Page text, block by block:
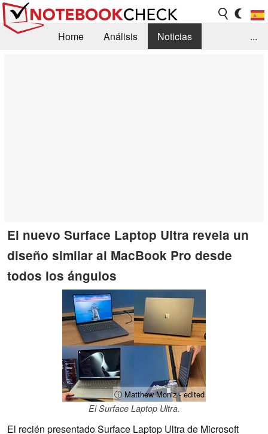
Home Análisis
Noticias
...
El nuevo Surface Laptop Ultra revela un
diseño similar al MacBook Pro desde
todos los ángulos
ⓘ Matthew Moniz - edited
El Surface Laptop Ultra.
El recién presentado Surface Laptop Ultra de Microsoft